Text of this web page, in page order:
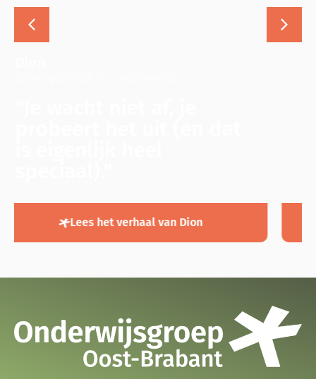
Lees het verhaal van Mike